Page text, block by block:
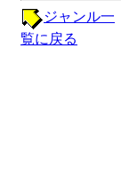
ジャンル一
覧に戻る